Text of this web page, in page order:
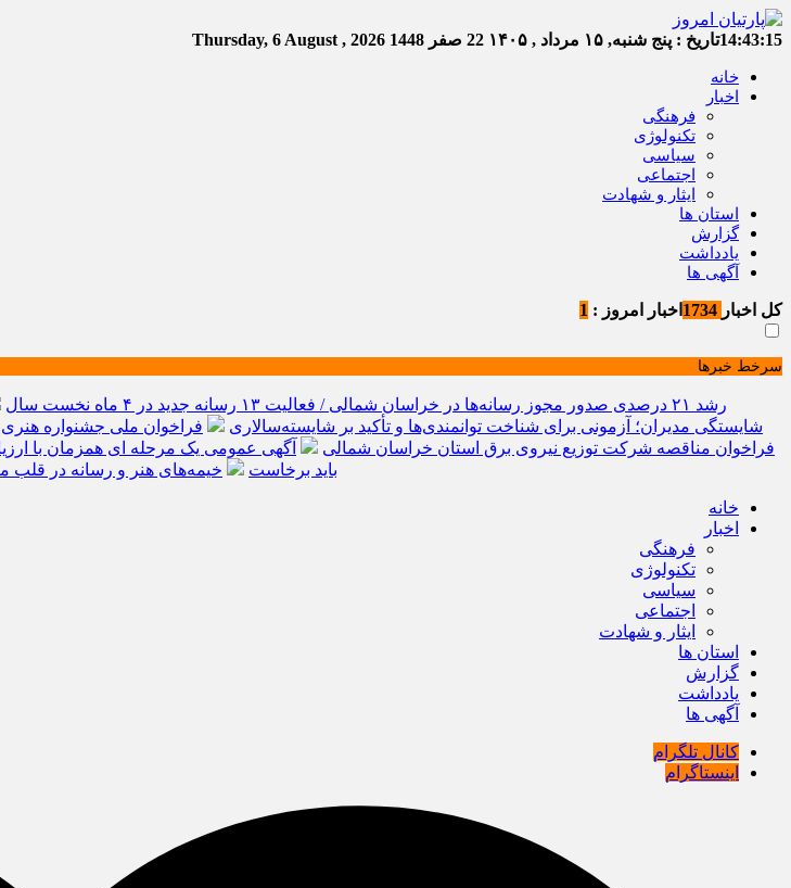
14:43:15تاریخ : پنج شنبه, ۱۵ مرداد , ۱۴۰۵ 22 صفر 1448
خانه
اخبار
فرهنگی
تکنولوژی
سیاسی
اجتماعی
ایثار و شهادت
استان ها
گزارش
یادداشت
آگهی ها
کل اخبار اخبار امروز : 1
سرخط خبرها
رشد ۲۱ درصدی صدور مجوز رسانه‌ها در خراسان شمالی / فعالیت ۱۳ رسانه جدید در ۴ ماه نخست سال
شایستگی مدیران؛ آزمونی برای شناخت توانمندی‌ها و تأکید بر شایسته‌سالاری
فراخوان ملی جشنواره
فراخوان مناقصه شرکت توزیع نیروی برق استان خراسان شمالی
آگهی عمومی یک مرحله ای همزمان با
باید برخاست
خیمه‌های هنر و رسانه در قلب
خانه
اخبار
فرهنگی
تکنولوژی
سیاسی
اجتماعی
ایثار و شهادت
استان ها
گزارش
یادداشت
آگهی ها
کانال تلگرام
اینستاگرام